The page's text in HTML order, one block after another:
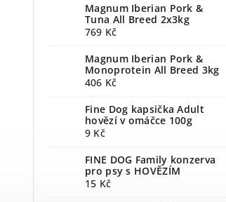
Magnum Iberian Pork &
Tuna All Breed 2x3kg
769 Kč
Magnum Iberian Pork &
Monoprotein All Breed 3kg
406 Kč
Fine Dog kapsička Adult
hovězí v omáčce 100g
9 Kč
FINE DOG Family konzerva
pro psy s HOVĚZÍM
15 Kč